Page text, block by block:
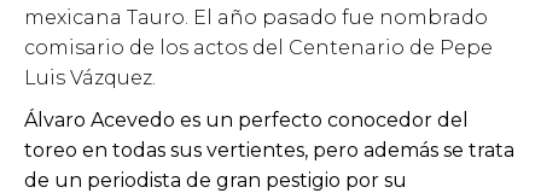
mexicana Tauro. El año pasado fue nombrado
comisario de los actos del Centenario de Pepe
Luis Vázquez.
Álvaro Acevedo es un perfecto conocedor del
toreo en todas sus vertientes, pero además se trata
de un periodista de gran pestigio por su